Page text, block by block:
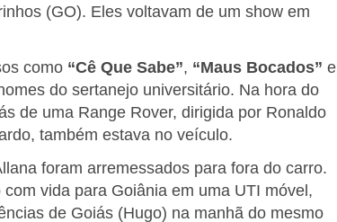
(GO). Eles voltavam de um show em
como “Cê Que Sabe”, “Maus Bocados” e
do sertanejo universitário. Na hora do
de uma Range Rover, dirigida por Ronaldo
também estava no veículo.
foram arremessados para fora do carro.
vida para Goiânia em uma UTI móvel,
de Goiás (Hugo) na manhã do mesmo